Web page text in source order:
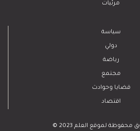
مرئيات
سياسة
دولي
رياضة
مجتمع
قضايا وحوادث
اقتصاد
محفوظة لموقع العلم